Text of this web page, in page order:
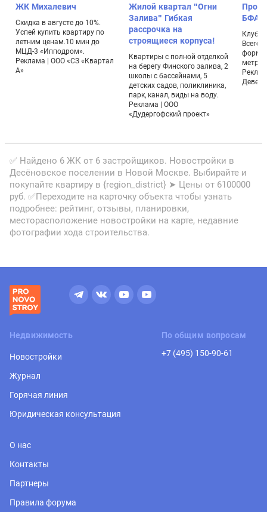
ЖК Михалевич
Скидка в августе до 10%.
Успей купить квартиру по
летним ценам.10 мин до
МЦД-3 «Ипподром».
Реклама | ООО «СЗ «Квартал
А»
Жилой квартал "Огни
Залива" Гибкая
рассрочка на
строящиеся корпуса!
Квартиры с полной отделкой
на берегу Финского залива, 2
школы с бассейнами, 5
детских садов, поликлиника,
парк, канал, виды на воду.
Реклама | ООО
«Дудергофский проект»
БФА-
Всего
✅ Найдено 6 ЖК от 6 застройщиков. Новостройки в
Десёновское поселении в Новой Москве. Выбирайте и
покупайте квартиру в {region_district} ➤ Цены от 6100000
руб. ✅Переходите на карточку объекта чтобы узнать
подробнее: рейтинг, отзывы, планировки,
месторасположение новостройки на карте, недавние
фотографии хода строительства.
Недвижимость
Новостройки
Журнал
Горячая линия
Юридическая консультация
По общим вопросам
+7 (495) 150-90-61
О нас
Контакты
Партнеры
Правила форума